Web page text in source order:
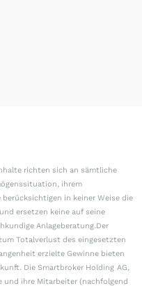
richten sich an sämtliche
ihrem
berücksichtigen in keiner Weise die
ersetzen keine auf seine
Anlageberatung.Der
Totalverlust des eingesetzten
erzielte Gewinne bieten
Die Smartbroker Holding AG,
und ihre Mitarbeiter (nachfolgend